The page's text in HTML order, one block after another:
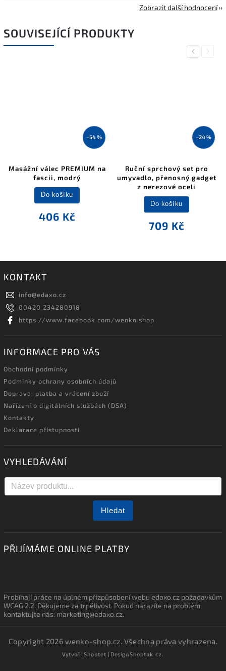
Zobrazit další hodnocení
SOUVISEJÍCÍ PRODUKTY
Previous
–54 %
Masážní válec PREMIUM na
fascii, modrý
406 Kč
Do košíku
–24 %
Ruční sprchový set pro
umyvadlo, přenosný gadget
z nerezové oceli
709 Kč
Do košíku
Next
KONTAKT
info@edaxo.cz
00420 234280918
https://www.facebook.com/wenko.shop
INFORMACE PRO VÁS
Obchodní podmínky
Podmínky ochrany osobních údajů
Doprava, platba a vrácení zboží
Nařízení o digitálních službách (DSA)
Kontakty
Deklarace přístupnosti
VYHLEDÁVÁNÍ
Hledat
PŘIJÍMÁME ONLINE PLATBY
Probíhají práce na úplném přizpůsobení webu edaxo.cz požadavkům
WCAG 2.2. Děkujeme za trpělivost. Pokud narazíte na problém,
kontaktujte nás: marketing@edaxo.cz.
Copyright 2026wenko-shop.cz. Všechna práva vyhrazena.
VytvořilShoptet | DesignShoptak.cz.